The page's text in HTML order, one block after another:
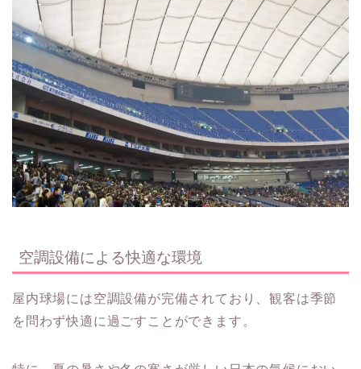
空調設備による快適な環境
屋内球場には空調設備が完備されており、観客は季節
を問わず快適に過ごすことができます。